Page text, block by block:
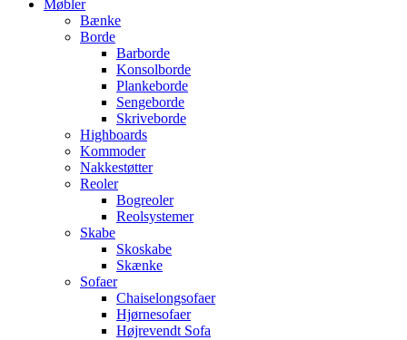
Møbler
Bænke
Borde
Barborde
Konsolborde
Plankeborde
Sengeborde
Skriveborde
Highboards
Kommoder
Nakkestøtter
Reoler
Bogreoler
Reolsystemer
Skabe
Skoskabe
Skænke
Sofaer
Chaiselongsofaer
Hjørnesofaer
Højrevendt Sofa